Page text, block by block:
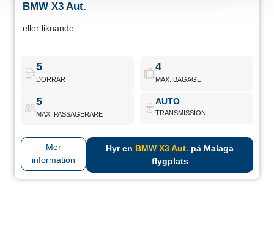
BMW X3 Aut.
eller liknande
5
DÖRRAR
4
MAX. BAGAGE
5
MAX. PASSAGERARE
AUTO
TRANSMISSION
Mer
information
Hyr en BMW X3 Aut. på Malaga
flygplats
Boka nu